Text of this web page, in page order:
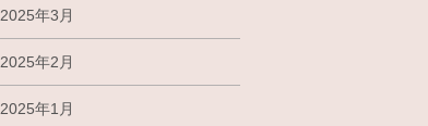
2025年3月
2025年2月
2025年1月